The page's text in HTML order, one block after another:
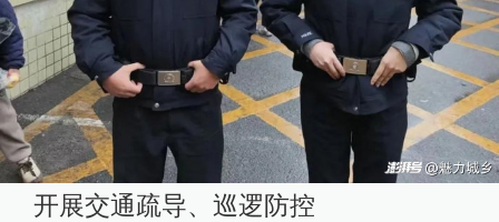
开展交通疏导、巡逻防控